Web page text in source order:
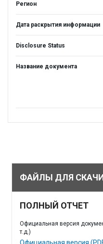
Регион
Дата раскрытия информации
Disclosure Status
Название документа
ФАЙЛЫ ДЛЯ
ПОЛНЫЙ ОТЧЕТ
Официальная версия
т.д.)